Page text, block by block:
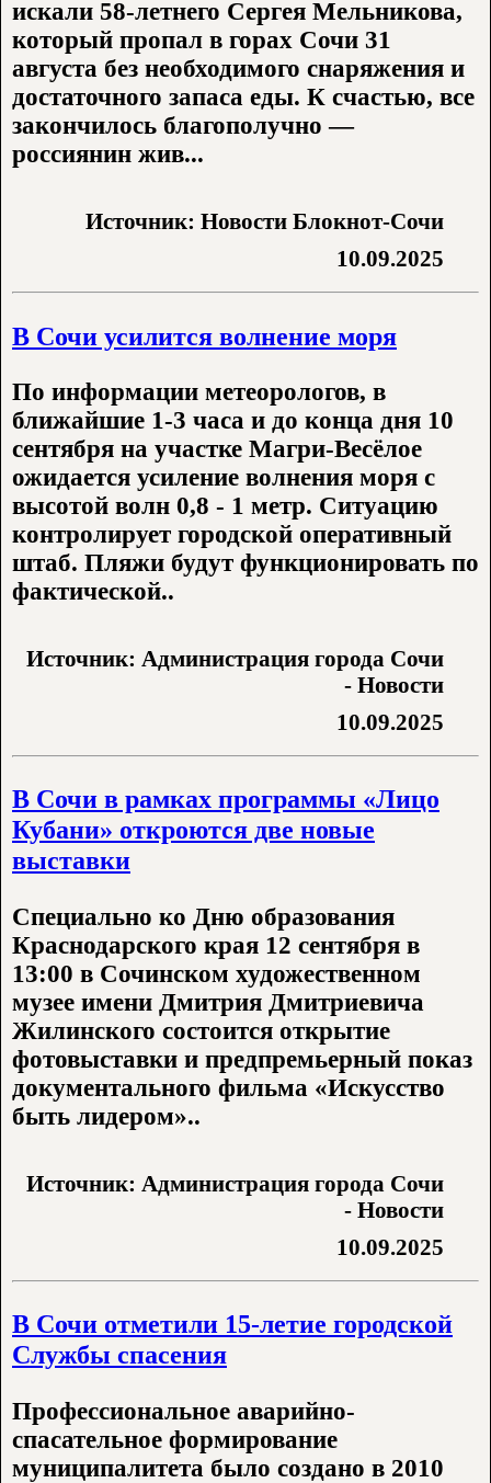
искали 58-летнего Сергея Мельникова,
который пропал в горах Сочи 31
августа без необходимого снаряжения и
достаточного запаса еды. К счастью, все
закончилось благополучно —
россиянин жив...
Источник: Новости Блокнот-Сочи
10.09.2025
В Сочи усилится волнение моря
По информации метеорологов, в
ближайшие 1-3 часа и до конца дня 10
сентября на участке Магри-Весёлое
ожидается усиление волнения моря с
высотой волн 0,8 - 1 метр. Ситуацию
контролирует городской оперативный
штаб. Пляжи будут функционировать по
фактической..
Источник: Администрация города Сочи
- Новости
10.09.2025
В Сочи в рамках программы «Лицо
Кубани» откроются две новые
выставки
Специально ко Дню образования
Краснодарского края 12 сентября в
13:00 в Сочинском художественном
музее имени Дмитрия Дмитриевича
Жилинского состоится открытие
фотовыставки и предпремьерный показ
документального фильма «Искусство
быть лидером»..
Источник: Администрация города Сочи
- Новости
10.09.2025
В Сочи отметили 15-летие городской
Службы спасения
Профессиональное аварийно-
спасательное формирование
муниципалитета было создано в 2010